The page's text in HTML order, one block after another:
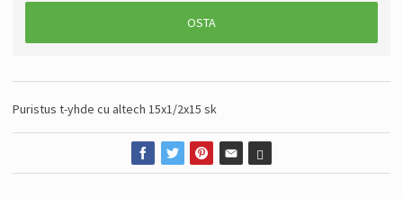
OSTA
Puristus t-yhde cu altech 15x1/2x15 sk